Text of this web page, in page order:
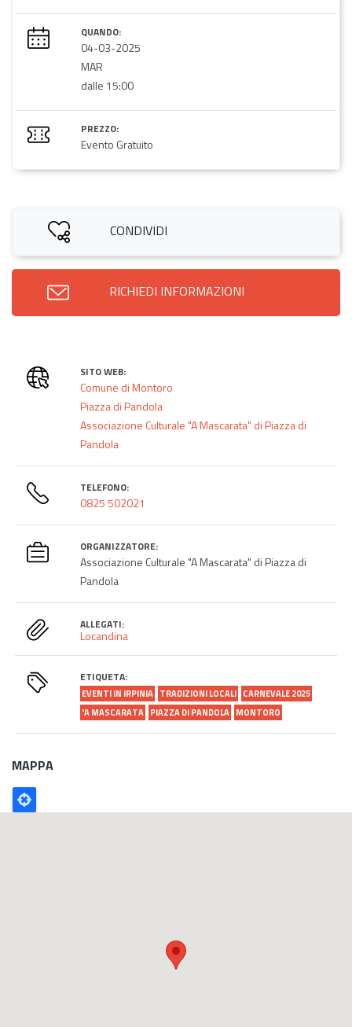
QUANDO:
04-03-2025
MAR
dalle 15:00
PREZZO:
Evento Gratuito
CONDIVIDI
RICHIEDI INFORMAZIONI
SITO WEB:
Comune di Montoro
Piazza di Pandola
Associazione Culturale "A Mascarata" di Piazza di
Pandola
TELEFONO:
0825 502021
ORGANIZZATORE:
Associazione Culturale "A Mascarata" di Piazza di
Pandola
ALLEGATI:
Locandina
ETIQUETA:
EVENTI IN IRPINIA TRADIZIONI LOCALI CARNEVALE 2025
'A MASCARATA PIAZZA DI PANDOLA MONTORO
MAPPA
Poligono
GEO